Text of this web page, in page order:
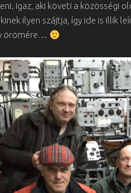
Igaz, aki követi a közösségi
ilyen szájtja, így ide is illik
örömére…